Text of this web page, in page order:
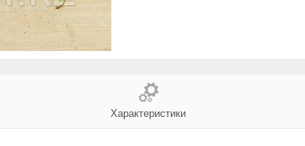
Характеристики